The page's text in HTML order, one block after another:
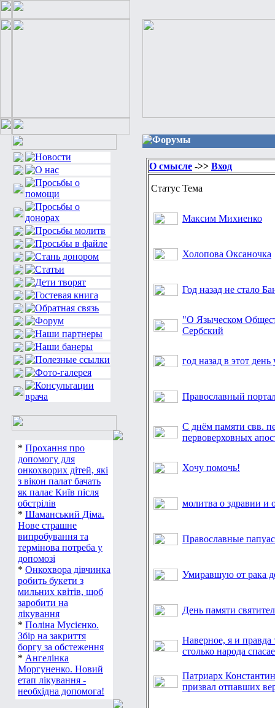
* Прохання про
допомогу для
онкохворих дітей, які
з вікон палат бачать
як палає Київ після
обстрілів
* Шаманський Діма.
Нове страшне
випробування та
термінова потреба у
допомозі
* Онкохвора дівчинка
робить букети з
мильних квітів, щоб
заробити на
лікування
* Поліна Мусієнко.
Збір на закриття
боргу за обстеження
* Ангелінка
Моргуненко. Новий
етап лікування -
необхідна допомога!
Форумы
О смысле ->> Вход
Статус Тема
Максим Михиенко
Холопова Оксаночка
Год назад не стало
"О Языческом
Сербский
год назад в этот
Православный
С днём памяти свв.
первоверховных
Хочу помочь!
молитва о здравии и
Православные
Умиравшую от рака
День памяти
Наверное, я и
столько народа
Патриарх
призвал отпавших